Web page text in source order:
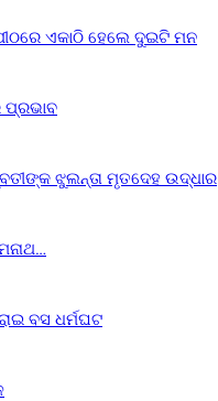
ଏକାଠି ହେଲେ ଦୁଇଟି ମନ
ପ୍ରଭାବ
ଝୁଲନ୍ତା ମୃତଦେହ ଉଦ୍ଧାର
ବସ ଧର୍ମଘଟ